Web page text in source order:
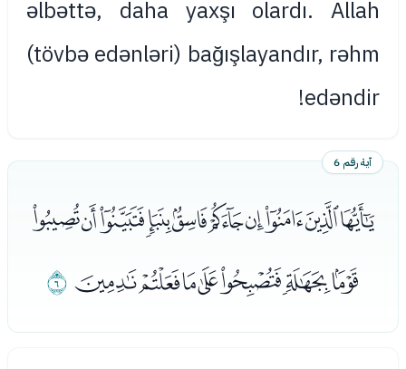
əlbəttə, daha yaxşı olardı. Allah
(tövbə edənləri) bağışlayandır, rəhm
edəndir!
آية رقم 6
ﭟﭠﭡﭢﭣﭤﭥﭦﭧﭨ
ﭩﭪﭫﭬﭭﭮﭯﭰ